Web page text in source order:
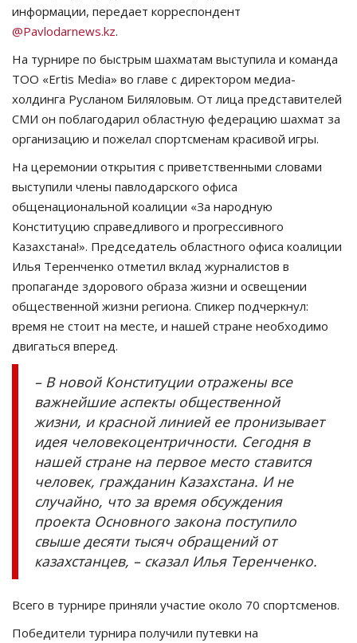
Курултай
Қазақша Русский
информации, передает корреспондент
@Pavlodarnews.kz.
На турнире по быстрым шахматам выступила и команда
ТОО «Ertis Media» во главе с директором медиа-
холдинга Русланом Биляловым. От лица представителей
СМИ он поблагодарил областную федерацию шахмат за
организацию и пожелал спортсменам красивой игры.
На церемонии открытия с приветственными словами
выступили члены павлодарского офиса
общенациональной коалиции «За народную
Конституцию справедливого и прогрессивного
Казахстана!». Председатель областного офиса коалиции
Илья Теренченко отметил вклад журналистов в
пропаганде здорового образа жизни и освещении
общественной жизни региона. Спикер подчеркнул:
время не стоит на месте, и нашей стране необходимо
двигаться вперед.
– В новой Конституции отражены все
важнейшие аспекты общественной
жизни, и красной линией ее пронизывает
идея человекоцентричности. Сегодня в
нашей стране на первое место ставится
человек, гражданин Казахстана. И не
случайно, что за время обсуждения
проекта Основного закона поступило
свыше десяти тысяч обращений от
казахстанцев, – сказал Илья Теренченко.
Всего в турнире приняли участие около 70 спортсменов.
Победители турнира получили путевки на